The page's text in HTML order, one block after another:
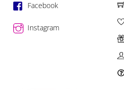
Facebook
Instagram